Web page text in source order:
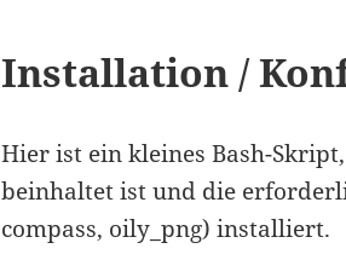
Installation /
Hier ist ein kleines Bash-
beinhaltet ist und die
compass, oily_png) installiert.